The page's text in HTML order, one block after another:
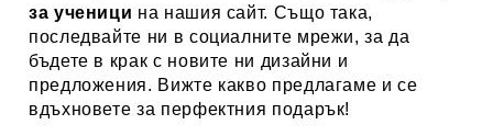
за ученици на нашия сайт. Също така,
последвайте ни в социалните мрежи, за да
бъдете в крак с новите ни дизайни и
предложения. Вижте какво предлагаме и се
вдъхновете за перфектния подарък!